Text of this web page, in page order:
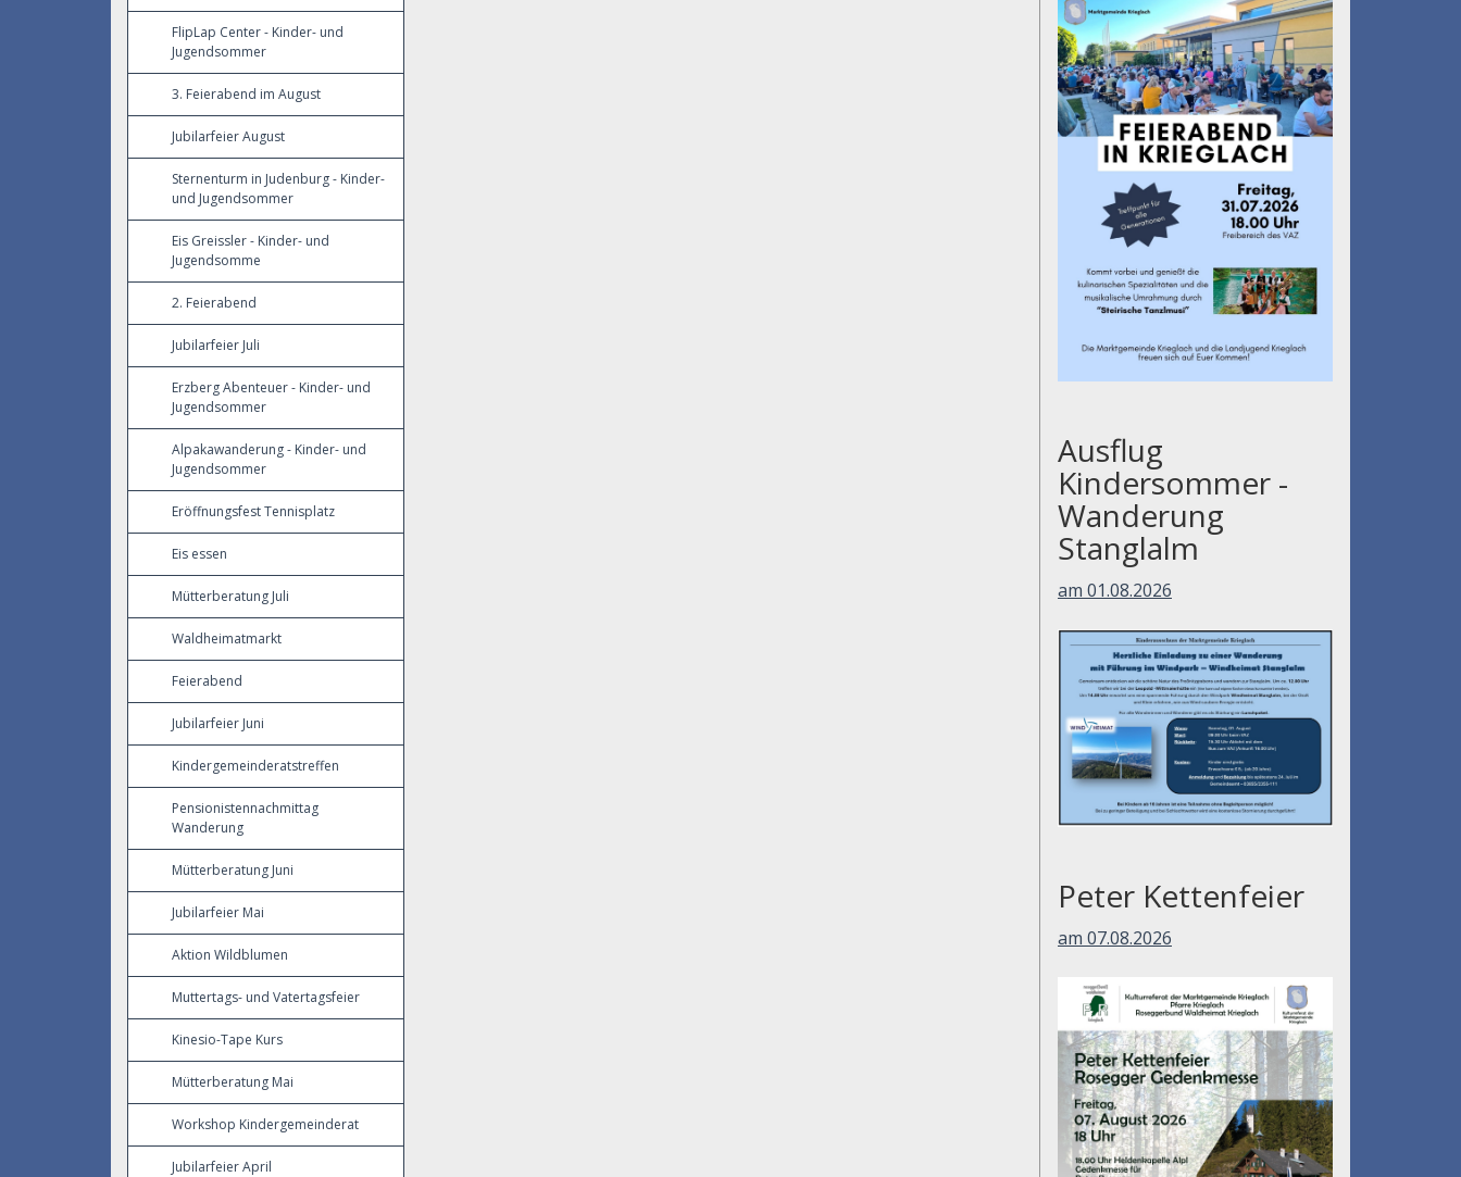
FlipLap Center - Kinder- und
Jugendsommer
3. Feierabend im August
Jubilarfeier August
Sternenturm in Judenburg - Kinder-
und Jugendsommer
Eis Greissler - Kinder- und
Jugendsomme
2. Feierabend
Jubilarfeier Juli
Erzberg Abenteuer - Kinder- und
Jugendsommer
Alpakawanderung - Kinder- und
Jugendsommer
Eröffnungsfest Tennisplatz
Eis essen
Mütterberatung Juli
Waldheimatmarkt
Feierabend
Jubilarfeier Juni
Kindergemeinderatstreffen
Pensionistennachmittag
Wanderung
Mütterberatung Juni
Jubilarfeier Mai
Aktion Wildblumen
Muttertags- und Vatertagsfeier
Kinesio-Tape Kurs
Mütterberatung Mai
Workshop Kindergemeinderat
Jubilarfeier April
Ausflug
Kindersommer -
Wanderung
Stanglalm
am 01.08.2026
Peter Kettenfeier
am 07.08.2026